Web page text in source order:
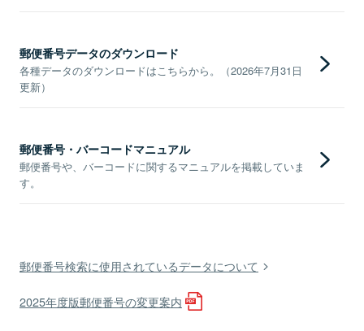
郵便番号データのダウンロード
各種データのダウンロードはこちらから。（2026年7月31日
更新）
郵便番号・バーコードマニュアル
郵便番号や、バーコードに関するマニュアルを掲載していま
す。
郵便番号検索に使用されているデータについて
2025年度版郵便番号の変更案内